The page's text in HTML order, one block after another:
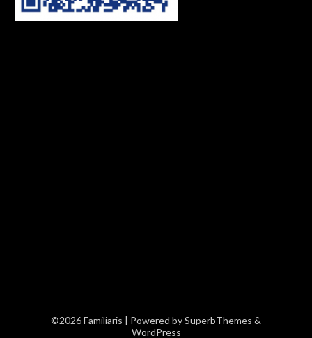
©2026 Familiaris | Powered bySuperbThemes &
WordPress